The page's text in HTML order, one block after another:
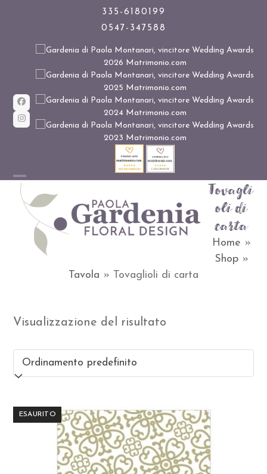
content
335-6180199
0547-347588
Facebook
Instagram
Open
mobile
menu
Close
mobile
menu
Tovagli
oli di
carta
Home »
Shop»
Tavola » Tovaglioli di carta
Visualizzazione del risultato
ESAURITO